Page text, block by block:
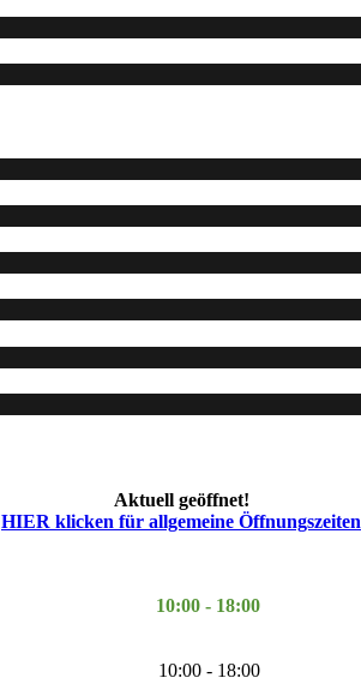
Aktuell geöffnet!
HIER klicken für allgemeine Öffnungszeiten
10:00 - 18:00
10:00 - 18:00